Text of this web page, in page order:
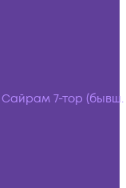
Сайрам 7-тор (бывш.